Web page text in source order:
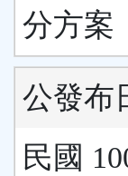
分方案
公發布
民國